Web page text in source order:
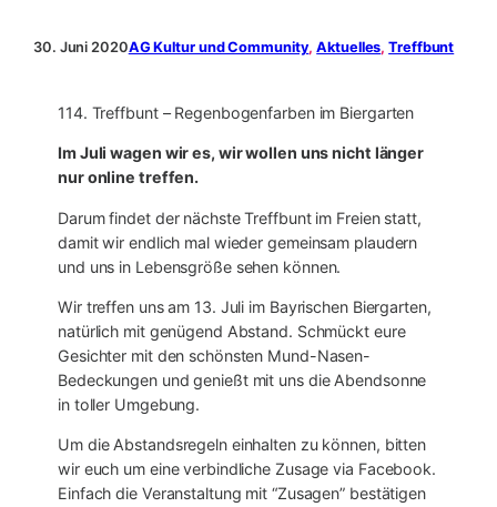
30. Juni 2020AG Kultur und Community, Aktuelles, Treffbunt
114. Treffbunt – Regenbogenfarben im Biergarten
Im Juli wagen wir es, wir wollen uns nicht länger
nur online treffen.
Darum findet der nächste Treffbunt im Freien statt,
damit wir endlich mal wieder gemeinsam plaudern
und uns in Lebensgröße sehen können.
Wir treffen uns am 13. Juli im Bayrischen Biergarten,
natürlich mit genügend Abstand. Schmückt eure
Gesichter mit den schönsten Mund-Nasen-
Bedeckungen und genießt mit uns die Abendsonne
in toller Umgebung.
Um die Abstandsregeln einhalten zu können, bitten
wir euch um eine verbindliche Zusage via Facebook.
Einfach die Veranstaltung mit “Zusagen” bestätigen